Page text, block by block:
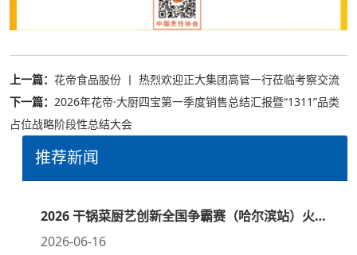
上一篇： 花帝食品股份 丨 热烈欢迎正大集团高管一行莅临考察交流
下一篇： 2026年花帝·大厨四宝第一季度销售总结汇报暨“1311”品类
占位战略阶段性总结大会
推荐新闻
2026 干锅菜厨艺创新全国争霸赛（哈尔滨站）火热开赛
2026-06-16